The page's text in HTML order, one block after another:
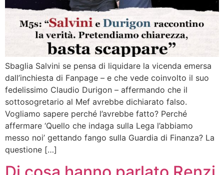
Sbaglia Salvini se pensa di liquidare la vicenda emersa
dall’inchiesta di Fanpage – e che vede coinvolto il suo
fedelissimo Claudio Durigon – affermando che il
sottosogretario al Mef avrebbe dichiarato falso.
Vogliamo sapere perché l’avrebbe fatto? Perché
affermare ‘Quello che indaga sulla Lega l’abbiamo
messo noi’ gettando fango sulla Guardia di Finanza? La
questione […]